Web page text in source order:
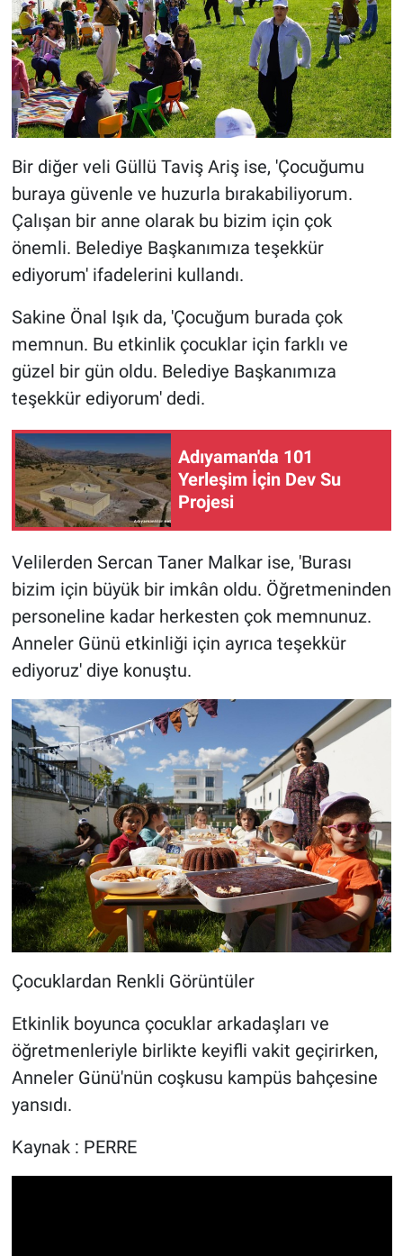
Bir diğer veli Güllü Taviş Ariş ise, 'Çocuğumu
buraya güvenle ve huzurla bırakabiliyorum.
Çalışan bir anne olarak bu bizim için çok
önemli. Belediye Başkanımıza teşekkür
ediyorum' ifadelerini kullandı.
Sakine Önal Işık da, 'Çocuğum burada çok
memnun. Bu etkinlik çocuklar için farklı ve
güzel bir gün oldu. Belediye Başkanımıza
teşekkür ediyorum' dedi.
Adıyaman'da 101
Yerleşim İçin Dev Su
Projesi
Velilerden Sercan Taner Malkar ise, 'Burası
bizim için büyük bir imkân oldu. Öğretmeninden
personeline kadar herkesten çok memnunuz.
Anneler Günü etkinliği için ayrıca teşekkür
ediyoruz' diye konuştu.
Çocuklardan Renkli Görüntüler
Etkinlik boyunca çocuklar arkadaşları ve
öğretmenleriyle birlikte keyifli vakit geçirirken,
Anneler Günü'nün coşkusu kampüs bahçesine
yansıdı.
Kaynak : PERRE